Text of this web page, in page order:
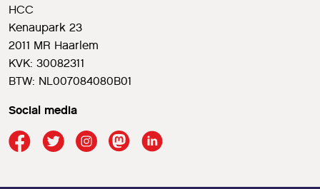
HCC
Kenaupark 23
2011 MR Haarlem
KVK: 30082311
BTW: NL007084080B01
Social media